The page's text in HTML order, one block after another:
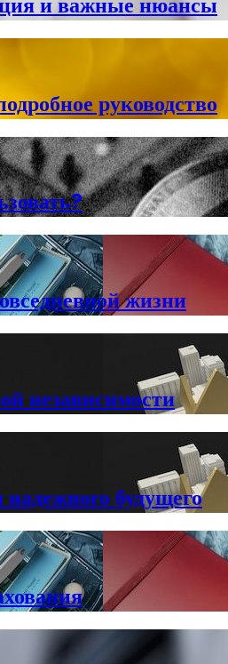
руководство
жизни
независимости
будущего